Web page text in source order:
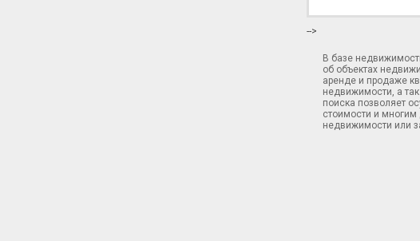
-->
В базе
об объектах
аренде и продаже
недвижимости, а
поиска позволяет
стоимости и многим
недвижимости или